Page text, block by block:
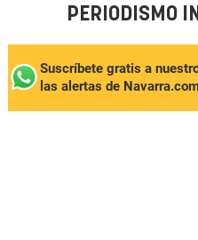
PERIODISMO
Suscríbete gratis a
las alertas de